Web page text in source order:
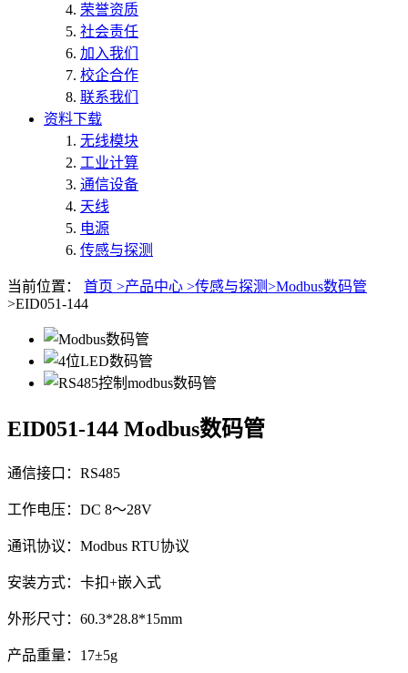
荣誉资质
社会责任
加入我们
校企合作
联系我们
资料下载
无线模块
工业计算
通信设备
天线
电源
传感与探测
当前位置： 首页 >产品中心 >传感与探测>Modbus数码管
>EID051-144
EID051-144 Modbus数码管
通信接口：RS485
工作电压：DC 8～28V
通讯协议：Modbus RTU协议
安装方式：卡扣+嵌入式
外形尺寸：60.3*28.8*15mm
产品重量：17±5g